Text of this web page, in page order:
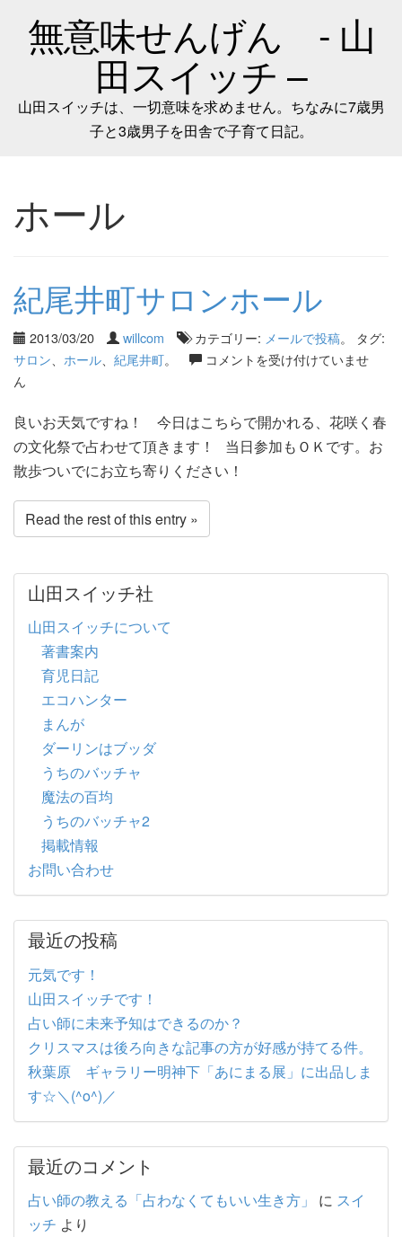
無意味せんげん - 山
田スイッチ –
山田スイッチは、一切意味を求めません。ちなみに7歳男
子と3歳男子を田舎で子育て日記。
ホール
紀尾井町サロンホール
2013/03/20 willcom カテゴリー: メールで投稿。 タグ:
サロン
ホール 紀尾井町。
コメントを受け付けていませ
ん
良いお天気ですね！ 今日はこちらで開かれる、花咲く春
の文化祭で占わせて頂きます！ 当日参加もＯＫです。お
散歩ついでにお立ち寄りください！
Read the rest of this entry »
山田スイッチ社
山田スイッチについて
著書案内
育児日記
エコハンター
まんが
ダーリンはブッダ
うちのバッチャ
魔法の百均
うちのバッチャ2
掲載情報
お問い合わせ
最近の投稿
元気です！
山田スイッチです！
占い師に未来予知はできるのか？
クリスマスは後ろ向きな記事の方が好感が持てる件。
秋葉原 ギャラリー明神下「あにまる展」に出品しま
す☆＼(^o^)／
最近のコメント
占い師の教える「占わなくてもいい生き方」 に スイ
ッチ より